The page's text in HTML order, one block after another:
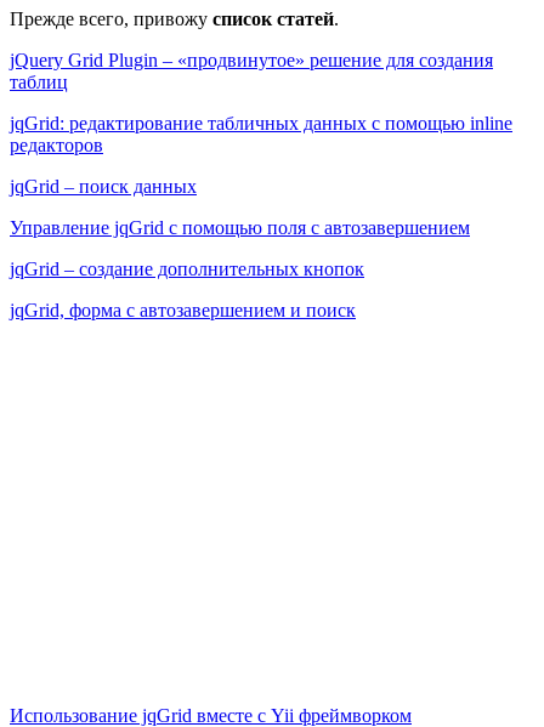
Прежде всего, привожу список статей.
jQuery Grid Plugin – «продвинутое» решение для создания
таблиц
jqGrid: редактирование табличных данных с помощью inline
редакторов
jqGrid – поиск данных
Управление jqGrid с помощью поля с автозавершением
jqGrid – создание дополнительных кнопок
jqGrid, форма с автозавершением и поиск
Использование jqGrid вместе с Yii фреймворком